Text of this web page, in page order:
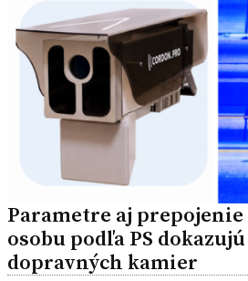
Parametre aj
osobu podľa PS
dopravných kamier